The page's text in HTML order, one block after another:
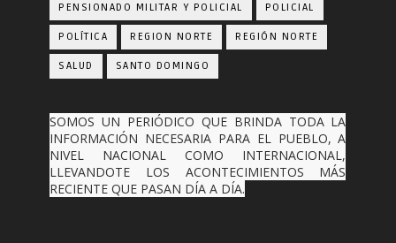
PENSIONADO MILITAR Y POLICIAL POLICIAL
POLÍTICA REGION NORTE REGIÓN NORTE
SALUD SANTO DOMINGO
SOMOS UN PERIÓDICO QUE BRINDA TODA LA
INFORMACIÓN NECESARIA PARA EL PUEBLO, A
NIVEL NACIONAL COMO INTERNACIONAL,
LLEVANDOTE LOS ACONTECIMIENTOS MÁS
RECIENTE QUE PASAN DÍA A DÍA.